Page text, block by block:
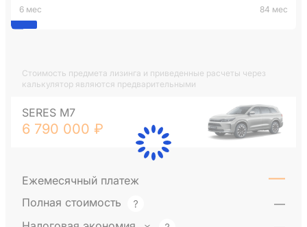
6 мес 84 мес
Стоимость предмета лизинга и приведенные расчеты через
калькулятор являются предварительными
SERES M7
6 790 000 ₽
Ежемесячный платеж —
Полная стоимость
—